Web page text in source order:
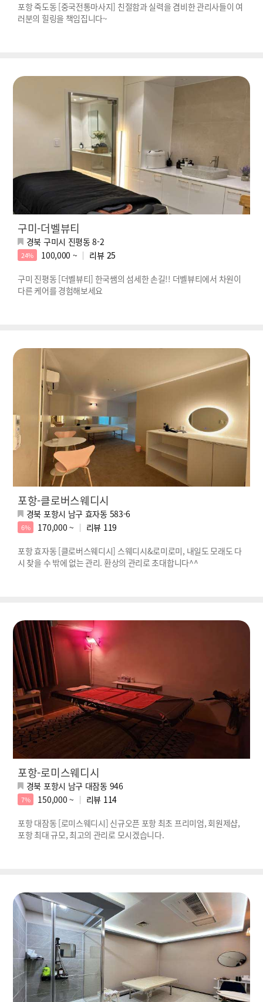
포항 죽도동 [중국전통마사지] 친절함과 실력을 겸비한 관리사들이 여
러분의 힐링을 책임집니다~
구미-더벨뷰티
경북 구미시 진평동 8-2
24% 100,000 ~ 리뷰 25
구미 진평동 [더벨뷰티] 한국쌤의 섬세한 손길!! 더벨뷰티에서 차원이
다른 케어를 경험해보세요
포항-클로버스웨디시
경북 포항시 남구 효자동 583-6
6% 170,000 ~ 리뷰 119
포항 효자동 [클로버스웨디시] 스웨디시&로미로미, 내일도 모래도 다
시 찾을 수 밖에 없는 관리. 환상의 관리로 초대합니다^^
포항-로미스웨디시
경북 포항시 남구 대잠동 946
7% 150,000 ~ 리뷰 114
포항 대잠동 [로미스웨디시] 신규오픈 포항 최초 프리미엄, 회원제샵,
포항 최대 규모, 최고의 관리로 모시겠습니다.